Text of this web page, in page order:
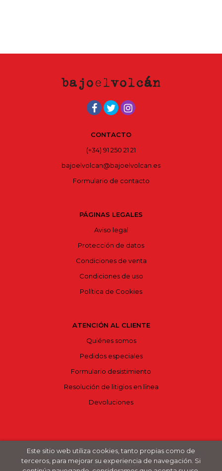
CONTACTO
(+34) 91 250 21 21
bajoelvolcan@bajoelvolcan.es
Formulario de contacto
PÁGINAS LEGALES
Aviso legal
Protección de datos
Condiciones de venta
Condiciones de uso
Política de Cookies
ATENCIÓN AL CLIENTE
Quiénes somos
Pedidos especiales
Formulario desistimiento
Resolución de litigios en línea
Devoluciones
2026 ©Bajoelvolcán . Todos los Derechos Reservados |
Grupo Trevenque
Este sitio web utiliza cookies, tanto propias como de
terceros, para mejorar su experiencia de navegación. Si